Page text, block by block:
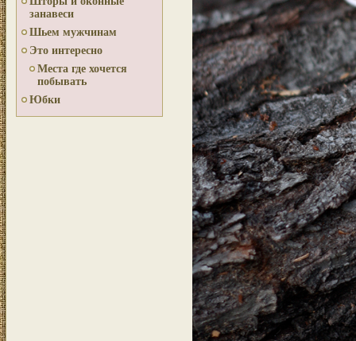
занавеси
Шьем мужчинам
Это интересно
Места где хочется
побывать
Юбки